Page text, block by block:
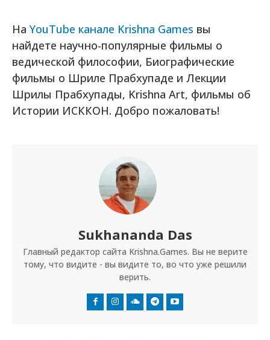
На YouTube канале Krishna Games вы
найдете научно-популярные фильмы о
ведической философии, Биографические
фильмы о Шриле Прабхупаде и Лекции
Шрилы Прабхупады, Krishna Art, фильмы об
Истории ИСККОН. Добро пожаловать!
Sukhananda Das
Главный редактор сайта Krishna.Games. Вы не верите
тому, что видите - вы видите то, во что уже решили
верить.